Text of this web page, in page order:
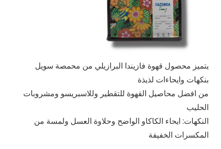
يتميز محصول قهوة فازيندا البرازيلي من محمصة سويل
بنكهات وايحاءات لذيذة
من افضل محاصيل القهوة للتقطير وللاسبريسو ومشروبات
الحليب
النكهات: ايحاء الكاكاو الواضح وحلاوة العسل ولمسة من
المكسرات الخفيفة